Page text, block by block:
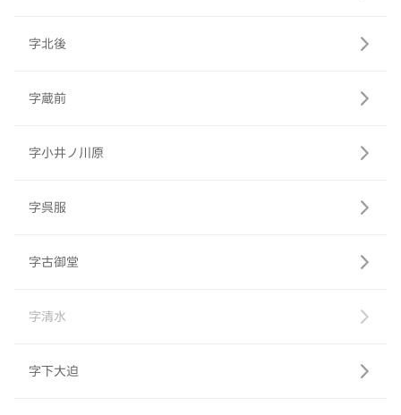
字北後
字蔵前
字小井ノ川原
字呉服
字古御堂
字清水
字下大迫